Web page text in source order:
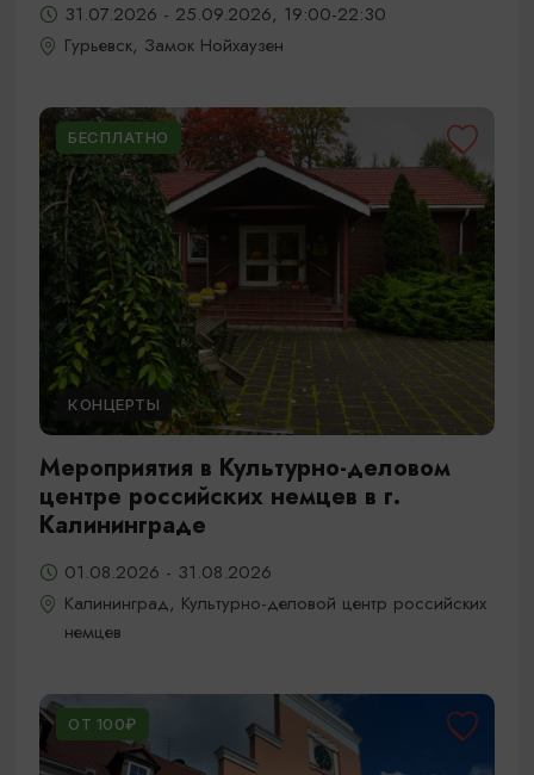
31.07.2026 - 25.09.2026, 19:00-22:30
Гурьевск, Замок Нойхаузен
БЕСПЛАТНО
КОНЦЕРТЫ
Мероприятия в Культурно-деловом
центре российских немцев в г.
Калининграде
01.08.2026 - 31.08.2026
Калининград, Культурно-деловой центр российских
немцев
ОТ 100₽